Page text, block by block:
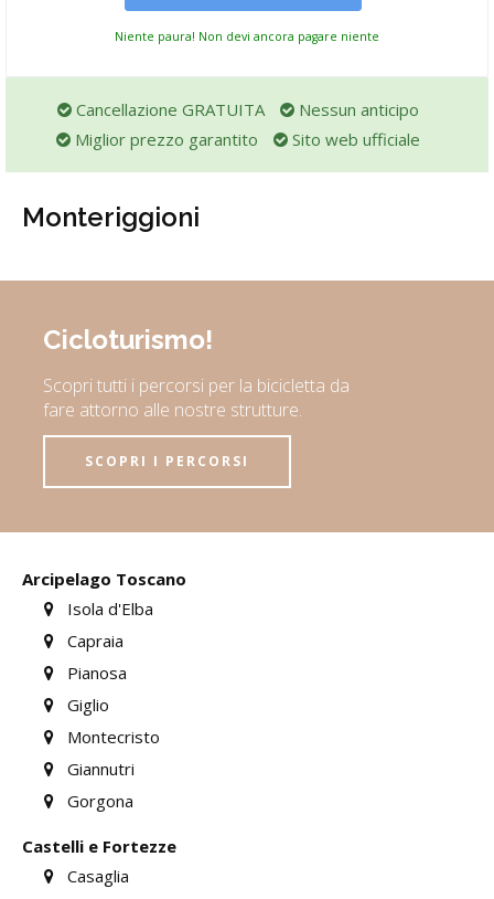
Niente paura! Non devi ancora pagare niente
Cancellazione GRATUITA
Nessun anticipo
Miglior prezzo garantito
Sito web ufficiale
Monteriggioni
Cicloturismo!
Scopri tutti i percorsi per la bicicletta da
fare attorno alle nostre strutture.
SCOPRI I PERCORSI
Arcipelago Toscano
Isola d'Elba
Capraia
Pianosa
Giglio
Montecristo
Giannutri
Gorgona
Castelli e Fortezze
Casaglia